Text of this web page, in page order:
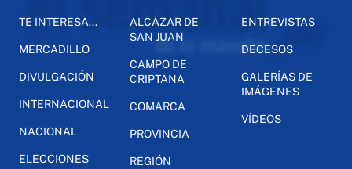
TE INTERESA...
MERCADILLO
DIVULGACIÓN
INTERNACIONAL
NACIONAL
ELECCIONES
ALCÁZAR DE
SAN JUAN
CAMPO DE
CRIPTANA
COMARCA
PROVINCIA
REGIÓN
ENTREVISTAS
DECESOS
GALERÍAS DE
IMÁGENES
VÍDEOS